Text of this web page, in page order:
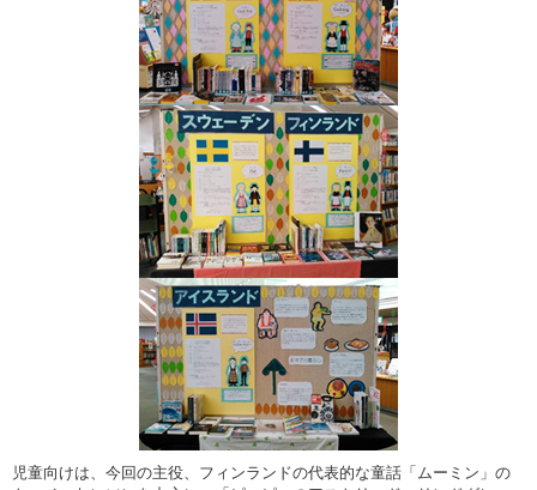
児童向けは、今回の主役、フィンランドの代表的な童話「ムーミン」の